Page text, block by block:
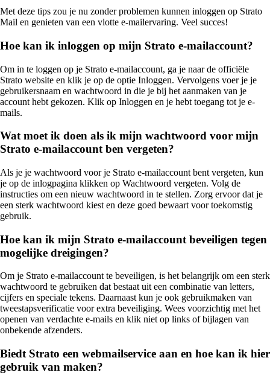
Met deze tips zou je nu zonder problemen kunnen inloggen op Strato
Mail en genieten van een vlotte e-mailervaring. Veel succes!
Hoe kan ik inloggen op mijn Strato e-mailaccount?
Om in te loggen op je Strato e-mailaccount, ga je naar de officiële
Strato website en klik je op de optie Inloggen. Vervolgens voer je je
gebruikersnaam en wachtwoord in die je bij het aanmaken van je
account hebt gekozen. Klik op Inloggen en je hebt toegang tot je e-
mails.
Wat moet ik doen als ik mijn wachtwoord voor mijn
Strato e-mailaccount ben vergeten?
Als je je wachtwoord voor je Strato e-mailaccount bent vergeten, kun
je op de inlogpagina klikken op Wachtwoord vergeten. Volg de
instructies om een nieuw wachtwoord in te stellen. Zorg ervoor dat je
een sterk wachtwoord kiest en deze goed bewaart voor toekomstig
gebruik.
Hoe kan ik mijn Strato e-mailaccount beveiligen tegen
mogelijke dreigingen?
Om je Strato e-mailaccount te beveiligen, is het belangrijk om een sterk
wachtwoord te gebruiken dat bestaat uit een combinatie van letters,
cijfers en speciale tekens. Daarnaast kun je ook gebruikmaken van
tweestapsverificatie voor extra beveiliging. Wees voorzichtig met het
openen van verdachte e-mails en klik niet op links of bijlagen van
onbekende afzenders.
Biedt Strato een webmailservice aan en hoe kan ik hier
gebruik van maken?